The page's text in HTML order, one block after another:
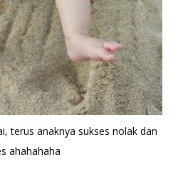
terus anaknya sukses nolak dan
ahahahaha